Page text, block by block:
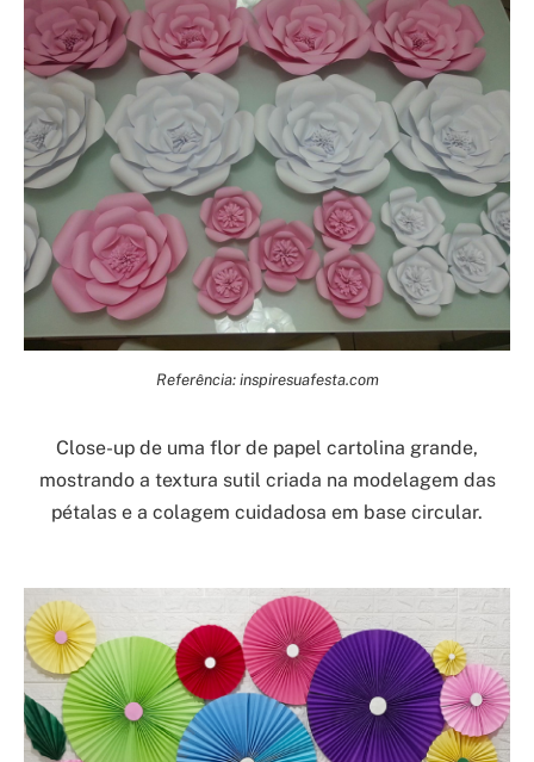
Referência: inspiresuafesta.com
Close-up de uma flor de papel cartolina grande,
mostrando a textura sutil criada na modelagem das
pétalas e a colagem cuidadosa em base circular.